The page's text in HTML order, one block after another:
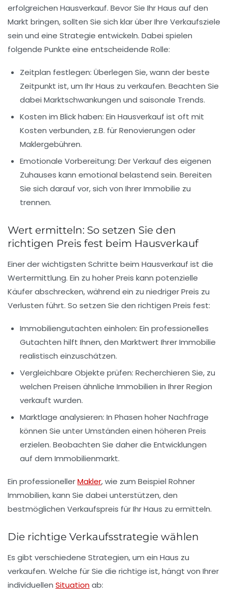
erfolgreichen Hausverkauf. Bevor Sie IhrHaus auf den
Markt bringen, sollten Sie sich klar über Ihre Verkaufsziele
sein und eine Strategie entwickeln. Dabei spielen
folgende Punkte eine entscheidende Rolle:
Zeitplan festlegen: Überlegen Sie, wann der beste
Zeitpunkt ist, um Ihr Haus zu verkaufen. Beachten Sie
dabei Marktschwankungen und saisonale Trends.
Kosten im Blick haben: Ein Hausverkauf ist oft mit
Kosten verbunden, z.B. für Renovierungen oder
Maklergebühren.
Emotionale Vorbereitung: Der Verkauf des eigenen
Zuhauses kann emotional belastend sein. Bereiten
Sie sich darauf vor, sich von IhrerImmobilie zu
trennen.
Wert ermitteln: So setzen Sie den
richtigen Preis fest beim Hausverkauf
Einer der wichtigsten Schritte beim Hausverkauf ist die
Wertermittlung. Ein zu hoher Preis kann potenzielle
Käufer abschrecken, während ein zu niedriger Preis zu
Verlusten führt. So setzen Sie den richtigen Preis fest:
Immobiliengutachten einholen: Ein professionelles
Gutachten hilft Ihnen, den Marktwert Ihrer Immobilie
realistisch einzuschätzen.
Vergleichbare Objekte prüfen: Recherchieren Sie, zu
welchen Preisen ähnliche Immobilien in Ihrer Region
verkauft wurden.
Marktlage analysieren: In Phasen hoher Nachfrage
können Sie unter Umständen einen höheren Preis
erzielen. Beobachten Sie daher die Entwicklungen
auf dem Immobilienmarkt.
Ein professionellerMakler, wie zum Beispiel Rohner
Immobilien, kann Sie dabei unterstützen, den
bestmöglichen Verkaufspreis für Ihr Haus zu ermitteln.
Die richtige Verkaufsstrategie wählen
Es gibt verschiedene Strategien, um ein Haus zu
verkaufen. Welche für Sie die richtige ist, hängt von Ihrer
individuellen Situationab: